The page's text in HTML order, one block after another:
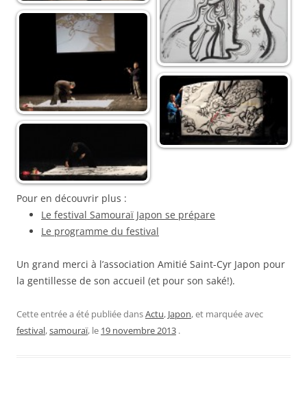
Pour en découvrir plus :
Le festival Samouraï Japon se prépare
Le programme du festival
Un grand merci à l’association Amitié Saint-Cyr Japon pour
la gentillesse de son accueil (et pour son saké!).
Cette entrée a été publiée dansActu, Japon, et marquée avec
festival,samouraï, le 19 novembre 2013 .